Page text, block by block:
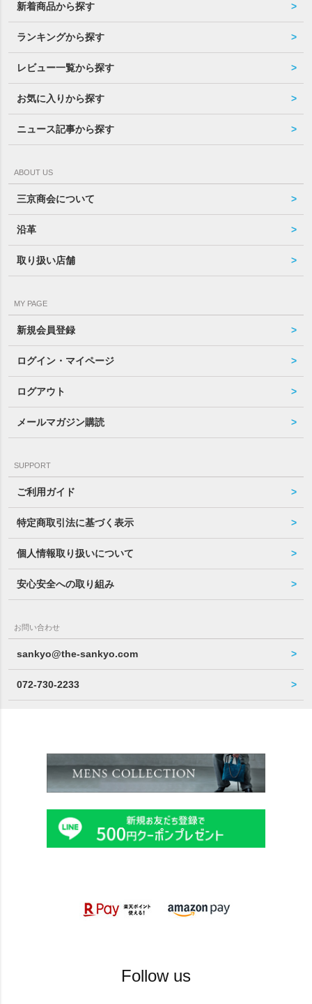
新着商品から探す
ランキングから探す
レビュー一覧から探す
お気に入りから探す
ニュース記事から探す
ABOUT US
三京商会について
沿革
取り扱い店舗
MY PAGE
新規会員登録
ログイン・マイページ
ログアウト
メールマガジン購読
SUPPORT
ご利用ガイド
特定商取引法に基づく表示
個人情報取り扱いについて
安心安全への取り組み
お問い合わせ
sankyo@the-sankyo.com
072-730-2233
Follow us